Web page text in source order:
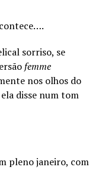
sorriso, se
femme
nos olhos do
disse num tom
pleno janeiro, com